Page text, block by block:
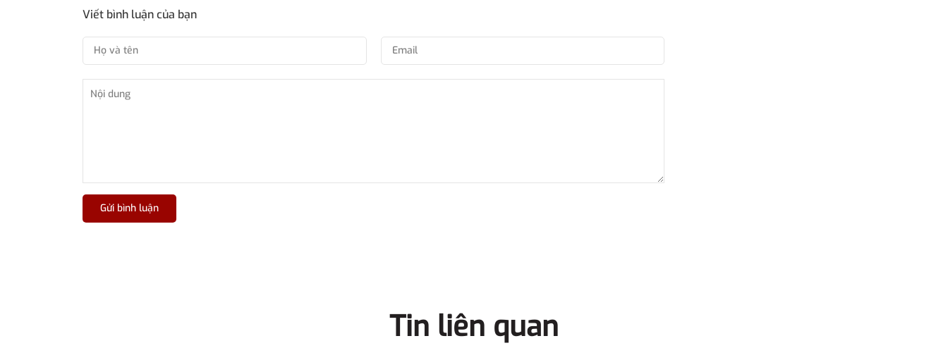
Viết bình luận của bạn
Gửi bình luận
Tin liên quan